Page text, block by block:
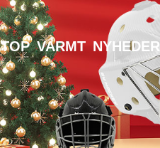
TOP VARMT NYHEDER